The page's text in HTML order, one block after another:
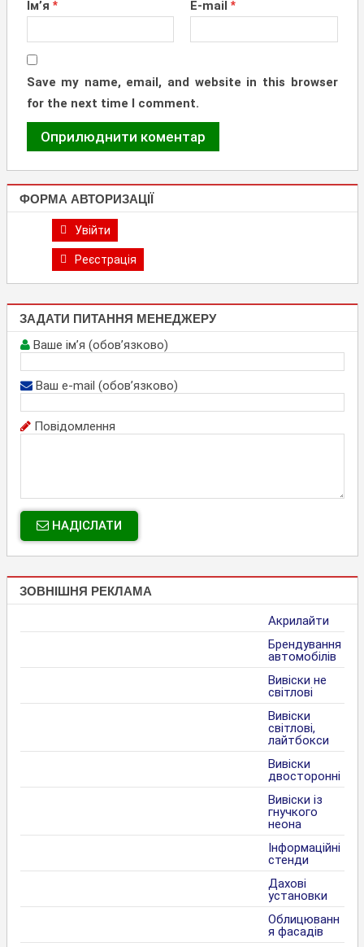
Ім’я * E-mail *
Save my name, email, and website in this browser
for the next time I comment.
ФОРМА АВТОРИЗАЦІЇ
Увійти
Реєстрація
ЗАДАТИ ПИТАННЯ МЕНЕДЖЕРУ
Ваше ім’я (обов’язково)
Ваш e-mail (обов’язково)
Повідомлення
НАДІСЛАТИ
ЗОВНІШНЯ РЕКЛАМА
Акрилайти
Брендування
автомобілів
Вивіски не
світлові
Вивіски
світлові,
лайтбокси
Вивіски
двосторонні
Вивіски із
гнучкого
неона
Інформаційні
стенди
Дахові
установки
Облицюванн
я фасадів